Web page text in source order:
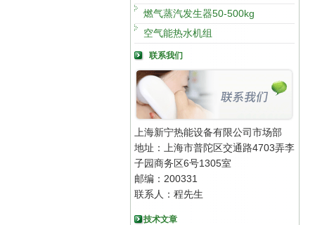
燃气蒸汽发生器50-500kg
空气能热水机组
联系我们
上海新宁热能设备有限公司市场部
地址：上海市普陀区交通路4703弄李
子园商务区6号1305室
邮编：200331
联系人：程先生
技术文章